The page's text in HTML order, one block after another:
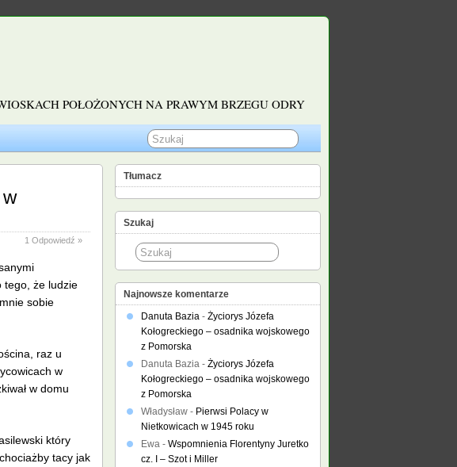
POŁOŻONYCH NA PRAWYM BRZEGU ODRY
1 Odpowiedź »
tego, że ludzie
sobie
raz u
w
w domu
który
tacy jak
Tłumacz
Szukaj
Najnowsze komentarze
Danuta Bazia - Życiorys Józefa
Kołogreckiego – osadnika wojskowego
z Pomorska
Danuta Bazia - Życiorys Józefa
Kołogreckiego – osadnika wojskowego
z Pomorska
Władysław - Pierwsi Polacy w
Nietkowicach w 1945 roku
Ewa - Wspomnienia Florentyny Juretko
cz. I – Szot i Miller